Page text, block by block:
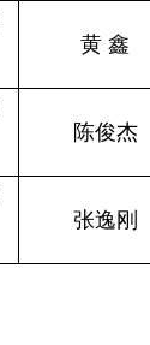
黄 鑫
陈俊杰
张逸刚